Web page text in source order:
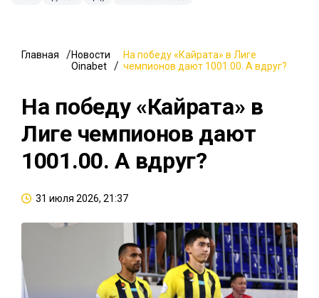
Главная
Новости
Oinabet
На победу «Кайрата» в Лиге
чемпионов дают 1001.00. А вдруг?
На победу «Кайрата» в
Лиге чемпионов дают
1001.00. А вдруг?
31 июля 2026, 21:37